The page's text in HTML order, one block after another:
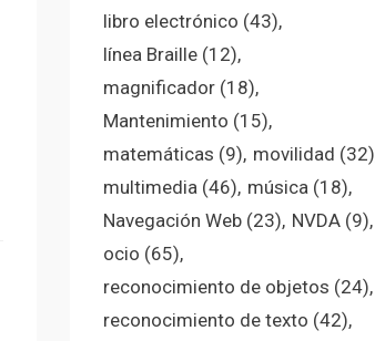
libro electrónico (43)
línea Braille(12)
magnificador(18)
Mantenimiento (15)
matemáticas (9) movilidad (32)
multimedia(46) música(18)
Navegación Web(23) NVDA(9)
ocio (65)
reconocimiento de objetos (24)
reconocimiento de texto (42)